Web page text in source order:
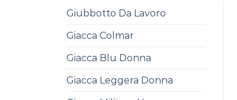
Giubbotto Da Lavoro
Giacca Colmar
Giacca Blu Donna
Giacca Leggera Donna